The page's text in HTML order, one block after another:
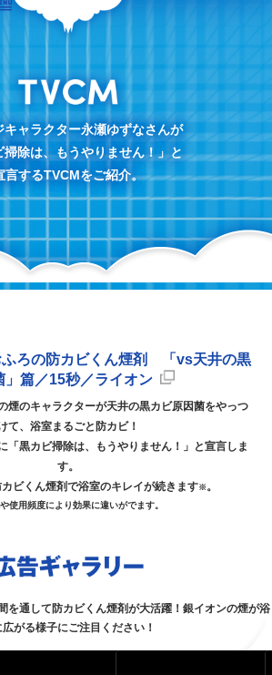
MENU
キャラクター永瀬ゆずなさんが
掃除は、もうやりません！」と
言するTVCMをご紹介。
ろの防カビくん煙剤
「vs天井の黒
」篇／15秒／ライオン
煙のキャラクターが天井の黒カビ原因菌をやっつ
て、浴室まるごと防カビ！
「黒カビ掃除は、もうやりません！」と宣言しま
す。
ビくん煙剤で浴室のキレイが続きます※ 。
使用頻度により効果に違いがでます。
を通して防カビくん煙剤が大活躍！銀イオンの煙が浴
がる様子にご注目ください！